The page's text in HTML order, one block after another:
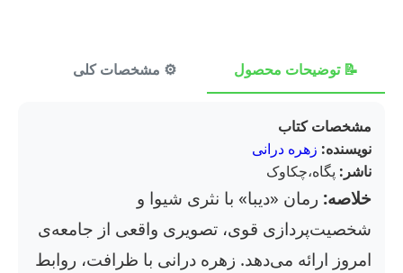
📝 توضیحات محصول ⚙️ مشخصات کلی
مشخصات کتاب
نویسنده: زهره درانی
ناشر: پگاه،چکاوک
خلاصه: رمان «دیبا» با نثری شیوا و
شخصیت‌پردازی قوی، تصویری واقعی از جامعه‌ی
امروز ارائه می‌دهد. زهره درانی با ظرافت، روابط